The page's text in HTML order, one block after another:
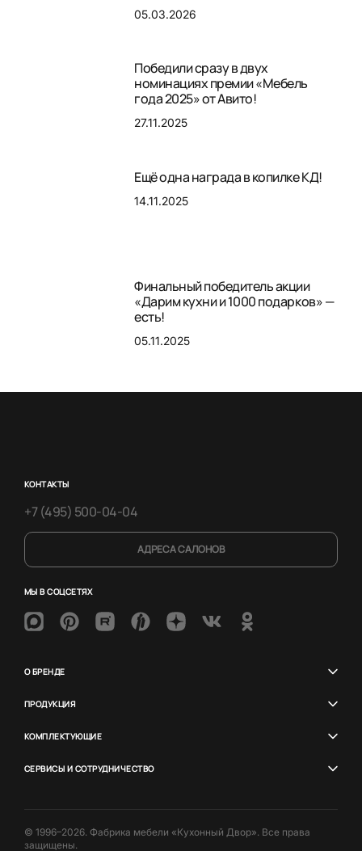
05.03.2026
Победили сразу в двух
номинациях премии «Мебель
года 2025» от Авито!
27.11.2025
Ещё одна награда в копилке КД!
14.11.2025
Финальный победитель акции
«Дарим кухни и 1000 подарков» —
есть!
05.11.2025
КОНТАКТЫ
+7 (495) 500-04-04
АДРЕСА САЛОНОВ
МЫ В СОЦСЕТЯХ
О БРЕНДЕ
ПРОДУКЦИЯ
КОМПЛЕКТУЮЩИЕ
СЕРВИСЫ И СОТРУДНИЧЕСТВО
© 1996–2026. Фабрика мебели «Кухонный Двор». Все права
защищены.